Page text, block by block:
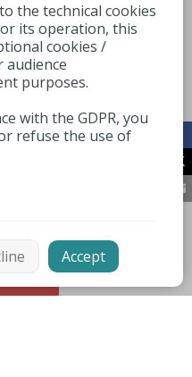
the technical cookies
its operation, this
cookies /
purposes.
with the GDPR, you
refuse the use of
Accept